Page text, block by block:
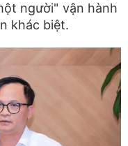
người" vận hành
khác biệt.